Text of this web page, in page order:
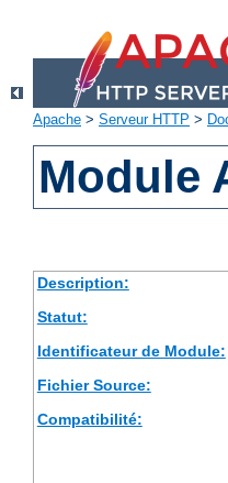
Apache > Serveur HTTP >
Module
Description:
Statut:
Identificateur de Module:
Fichier Source:
Compatibilité: